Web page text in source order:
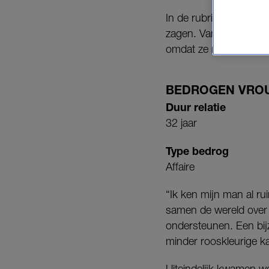
In de rubriek ‘
zagen. Vandaag
omdat ze niet wilde
BEDROGEN
Duur relatie
32 jaar
Type bedrog
Affaire
“Ik ken mijn man al
samen de wereld
ondersteunen. Een
minder rooskleurige